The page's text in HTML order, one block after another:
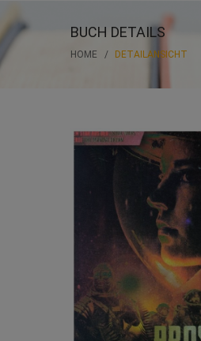
BUCH DETAILS
HOME DETAILANSICHT